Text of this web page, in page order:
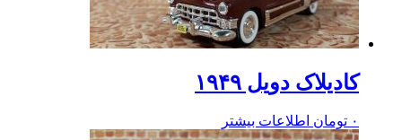
کادیلاک دویل ۱۹۴۹
۰ تومان اطلاعات بیشتر